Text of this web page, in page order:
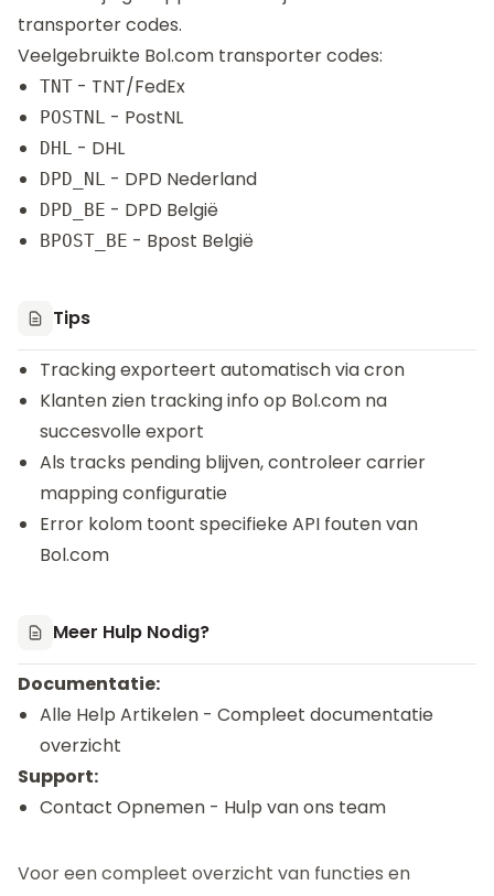
transporter codes.
Veelgebruikte Bol.com transporter codes:
TNT - TNT/FedEx
POSTNL - PostNL
DHL - DHL
DPD_NL - DPD Nederland
DPD_BE - DPD België
BPOST_BE - Bpost België
Tips
Tracking exporteert automatisch via cron
Klanten zien tracking info op Bol.com na
succesvolle export
Als tracks pending blijven, controleer carrier
mapping configuratie
Error kolom toont specifieke API fouten van
Bol.com
Meer Hulp Nodig?
Documentatie:
Alle Help Artikelen - Compleet documentatie
overzicht
Support:
Contact Opnemen - Hulp van ons team
Voor een compleet overzicht van functies en